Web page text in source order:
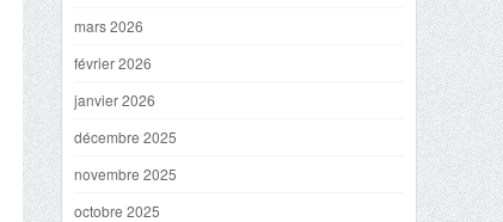
mars 2026
février 2026
janvier 2026
décembre 2025
novembre 2025
octobre 2025